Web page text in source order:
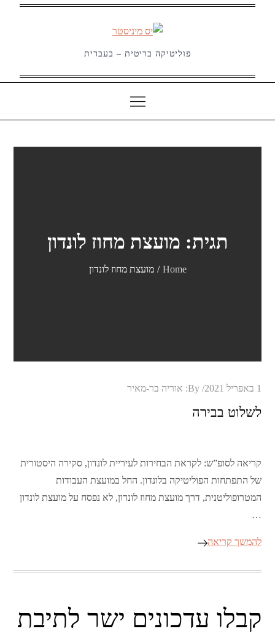
פוליטיקה בריטית – בעברית
תגית: מועצת מחוז לונדון
Home מועצת מחוז לונדון
Posted
on
1 באפריל 2021 By: אוריה בר-מאיר
לשלוט בבירה
קריאה לסופ”ש: לקראת הבחירות לעיריית לונדון, סקירה היסטורית
של התפתחות הפוליטיקה בלונדון. החל במועצת העבודות
המטרופוליטנית, דרך מועצת מחוז לונדון, לא נפסח על מועצת לונדון
…
להמשך קריאה
קבלו עדכונים ישר לתיבת